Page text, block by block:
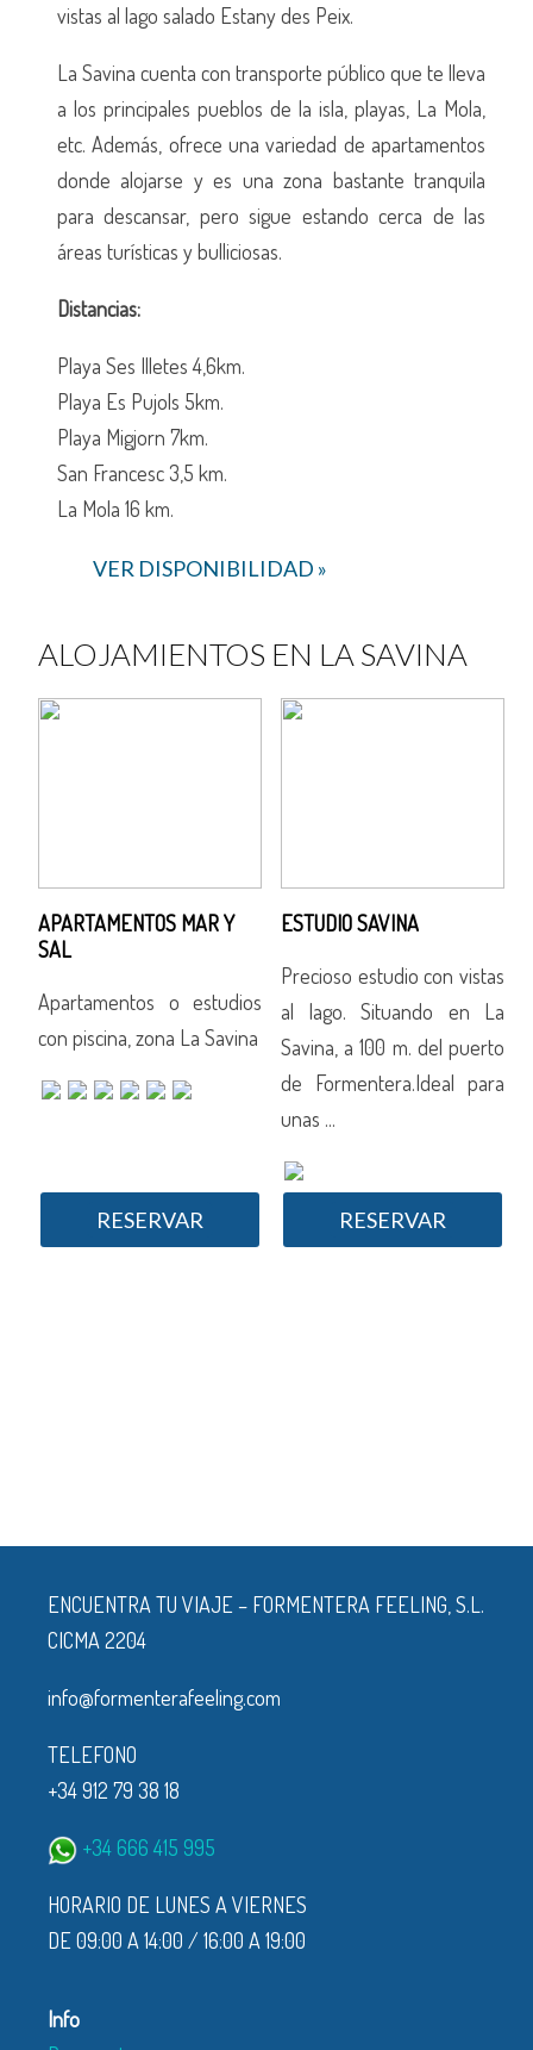
vistas al lago salado Estany des Peix.
La Savina cuenta con transporte público que te lleva
a los principales pueblos de la isla, playas, La Mola,
etc. Además, ofrece una variedad de apartamentos
donde alojarse y es una zona bastante tranquila
para descansar, pero sigue estando cerca de las
áreas turísticas y bulliciosas.
Distancias:
Playa Ses Illetes 4,6km.
Playa Es Pujols 5km.
Playa Migjorn 7km.
San Francesc 3,5 km.
La Mola 16 km.
VER DISPONIBILIDAD »
ALOJAMIENTOS EN LA SAVINA
APARTAMENTOS MAR Y
SAL
Apartamentos o estudios
con piscina, zona La Savina
RESERVAR
ESTUDIO SAVINA
Precioso estudio con vistas
al lago. Situando en La
Savina, a 100 m. del puerto
de Formentera.Ideal para
unas ...
RESERVAR
ENCUENTRA TU VIAJE – FORMENTERA FEELING, S.L.
CICMA 2204
info@formenterafeeling.com
TELEFONO
+34 912 79 38 18
+34 666 415 995
HORARIO DE LUNES A VIERNES
DE 09:00 A 14:00 / 16:00 A 19:00
Info